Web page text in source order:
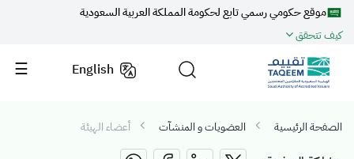
موقع حكومي رسمي تابع لحكومة المملكة العربية السعودية
كيف تتحقق
English
الصفحة الرئيسية العضويات و المنشآت أعضاء الهيئة